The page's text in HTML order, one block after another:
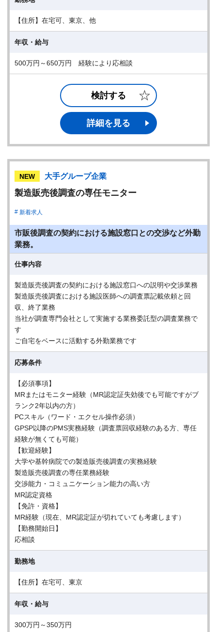
【住所】在宅可、東京、他
年収・給与
500万円～650万円 経験により応相談
検討する
詳細を見る
NEW 大手グループ企業
製造販売後調査の専任モニター
新着求人
市販後調査の契約における施設窓口との交渉など外勤
業務。
仕事内容
製造販売後調査の契約における施設窓口への説明や交渉業務
製造販売後調査における施設医師への調査票記載依頼と回
収、終了業務
当社が調査専門会社として実施する業務委託型の調査業務で
す
ご自宅をベースに活動する外勤業務です
応募条件
【必須事項】
MRまたはモニター経験（MR認定証失効後でも可能ですがブ
ランク2年以内の方）
PCスキル（ワード・エクセル操作必須）
GPSP以降のPMS実務経験（調査票回収経験のある方、専任
経験が無くても可能）
【歓迎経験】
大学や基幹病院での製造販売後調査の実務経験
製造販売後調査の専任業務経験
交渉能力・コミュニケーション能力の高い方
MR認定資格
【免許・資格】
MR経験（現在、MR認定証が切れていても考慮します）
【勤務開始日】
応相談
勤務地
【住所】在宅可、東京
年収・給与
300万円～350万円